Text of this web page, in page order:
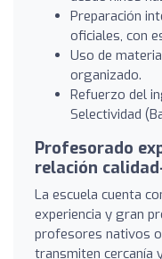
Preparación
oficiales, con
Uso de
organizado.
Refuerzo del
Selectividad
Profesorado
relación
La escuela cuenta
experiencia y gran
profesores nativos
transmiten cercanía